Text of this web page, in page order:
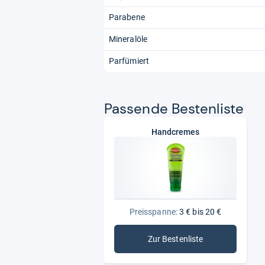
Parabene
Mineralöle
Parfümiert
Pas­sende Bes­ten­liste
Handcremes
Preisspanne:3 € bis 20 €
Zur Bestenliste
: Handcremes